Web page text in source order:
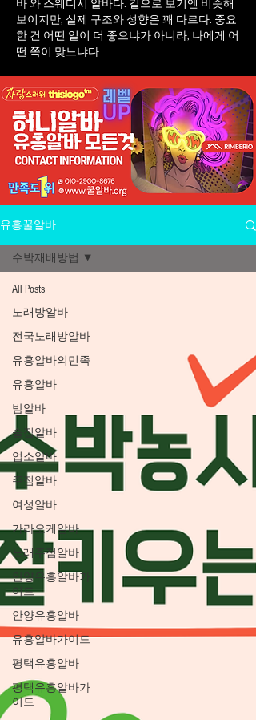
바 와 스웨디시 알바다. 겉으로 보기엔 비슷해
보이지만, 실제 구조와 성향은 꽤 다르다. 중요
한 건 어떤 일이 더 좋으냐가 아니라, 나에게 어
떤 쪽이 맞느냐다.
유흥꿀알바
All Posts
노래방알바
전국노래방알바
유흥알바의민족
유흥알바
밤알바
술집알바
업소알바
주점알바
여성알바
가라오케알바
노래주점알바
안양유흥알바가
이드
안양유흥알바
유흥알바가이드
평택유흥알바
평택유흥알바가
이드
수박재배방법